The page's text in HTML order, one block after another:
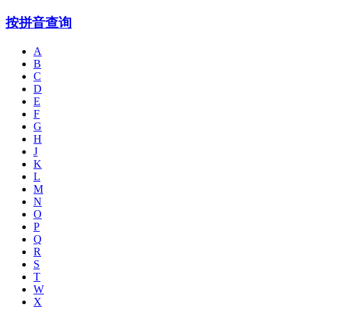
按拼音查询
A
B
C
D
E
F
G
H
J
K
L
M
N
O
P
Q
R
S
T
W
X